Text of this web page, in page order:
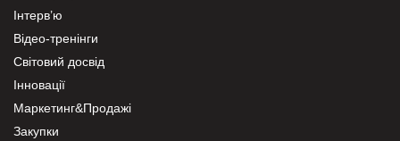
Інтерв’ю
Відео-тренінги
Світовий досвід
Інновації
Маркетинг&Продажі
Закупки